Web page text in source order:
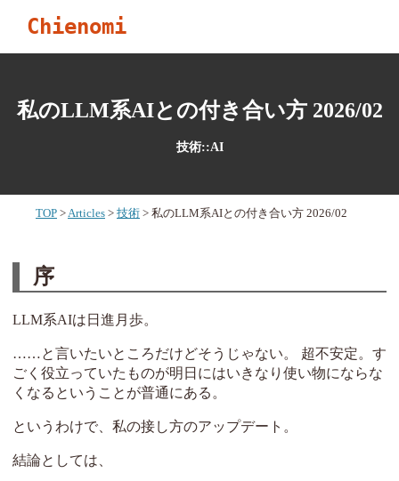
Chienomi
私のLLM系AIとの付き合い方 2026/02
技術::AI
TOP Articles 技術 私のLLM系AIとの付き合い方 2026/02
序
LLM系AIは日進月歩。
……と言いたいところだけどそうじゃない。 超不安定。す
ごく役立っていたものが明日にはいきなり使い物にならな
くなるということが普通にある。
というわけで、私の接し方のアップデート。
結論としては、